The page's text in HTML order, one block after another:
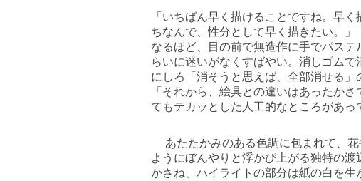
「いちばん早く描けることですね。早
ちなんで、性分として早く描きたい。」
なるほど、目の前で無造作に手でパス
らいに迷いがなくすばやい。消しゴム
にしろ「消そうと思えば、全部消せる」
「それから、絵具との違いはあったか
てもテカッとした人工的なところがあっ
あたたかみのある色調に包まれて、花
ようにぼんやりと浮かび上がる独特の
かさね、ハイライトの部分は紙の白を